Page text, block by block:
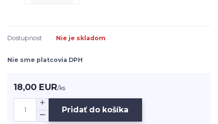
Dostupnosť Nie je skladom
Nie sme platcovia DPH
18,00 EUR/ks
Pridať do košíka